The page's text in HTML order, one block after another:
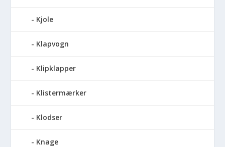
Kjole
Klapvogn
Klipklapper
Klistermærker
Klodser
Knage